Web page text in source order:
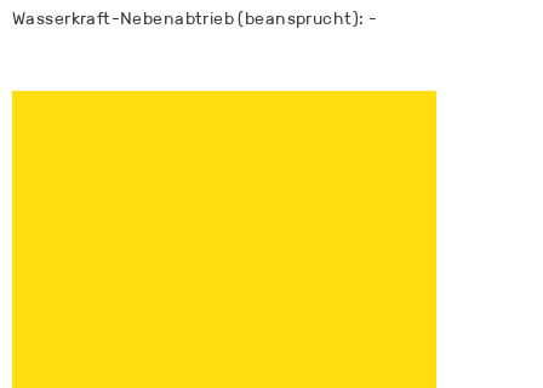
Wasserkraft-Nebenabtrieb (beansprucht): -